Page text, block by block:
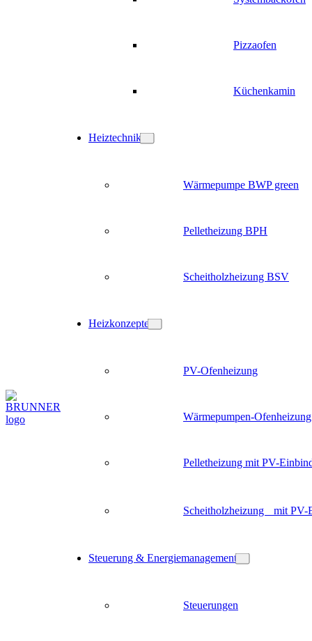
Pizzaofen
Küchenkamin
Heiztechnik
Wärmepumpe BWP green
Pelletheizung BPH
Scheitholzheizung BSV
Heizkonzepte
PV-Ofenheizung
Wärmepumpen-Ofenheizung
Pelletheizung mit PV-
Scheitholzheizung mit PV-
Steuerung & Energiemanagement
Steuerungen